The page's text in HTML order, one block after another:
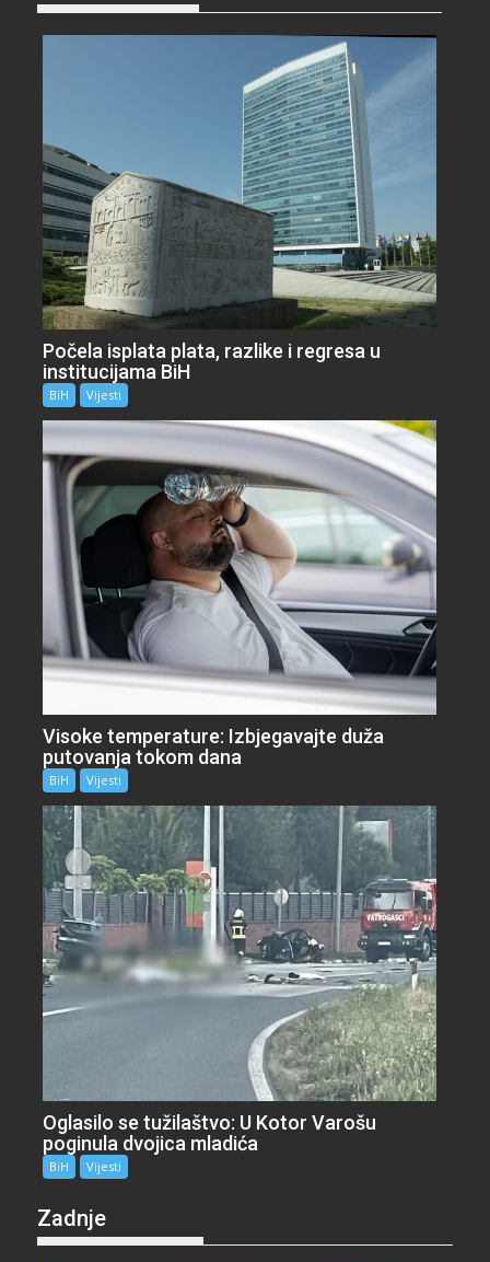
Počela isplata plata, razlike i regresa u
institucijama BiH
BiH Vijesti
Visoke temperature: Izbjegavajte duža
putovanja tokom dana
BiH Vijesti
Oglasilo se tužilaštvo: U Kotor Varošu
poginula dvojica mladića
BiH Vijesti
Zadnje